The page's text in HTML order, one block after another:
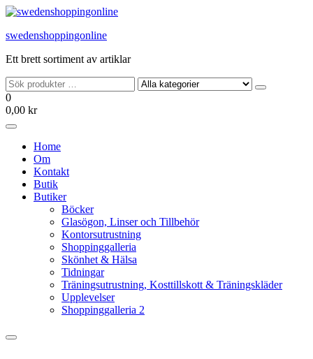
Hoppa
innehållet
swedenshoppingonline
Ett brett sortiment av artiklar
0
0,00 kr
Home
Om
Kontakt
Butik
Butiker
Böcker
Glasögon, Linser och Tillbehör
Kontorsutrustning
Shoppinggalleria
Skönhet & Hälsa
Tidningar
Träningsutrustning, Kosttillskott & Träningskläder
Upplevelser
Shoppinggalleria 2